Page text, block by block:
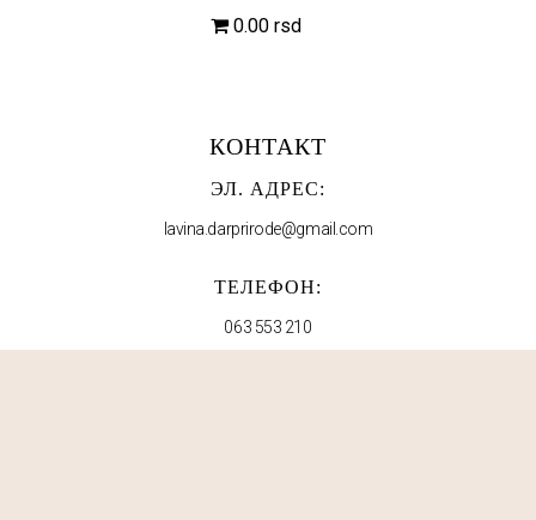
0.00 rsd
КОНТАКТ
ЭЛ. АДРЕС:
lavina.darprirode@gmail.com
ТЕЛЕФОН:
063 553 210